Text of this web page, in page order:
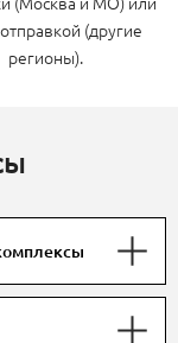
(другие
регионы).